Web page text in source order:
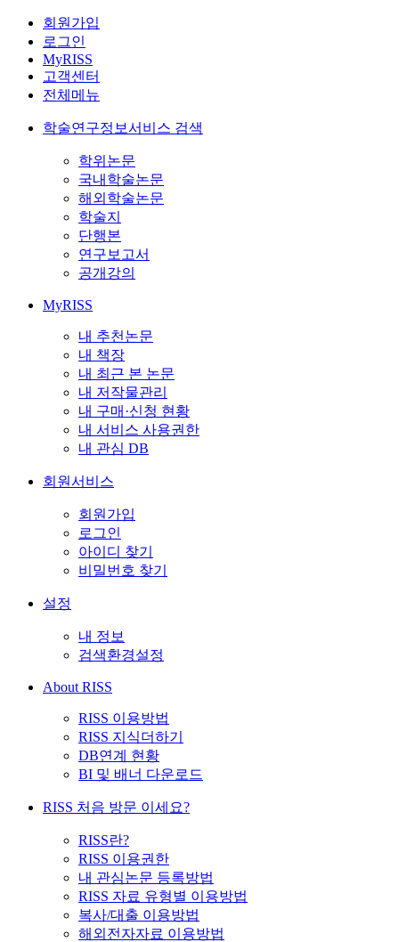
회원가입
로그인
MyRISS
고객센터
전체메뉴
학술연구정보서비스 검색
학위논문
국내학술논문
해외학술논문
학술지
단행본
연구보고서
공개강의
MyRISS
내 추천논문
내 책장
내 최근 본 논문
내 저작물관리
내 구매·신청 현황
내 서비스 사용권한
내 관심 DB
회원서비스
회원가입
로그인
아이디 찾기
비밀번호 찾기
설정
내 정보
검색환경설정
About RISS
RISS 이용방법
RISS 지식더하기
DB연계 현황
BI 및 배너 다운로드
RISS 처음 방문 이세요?
RISS란?
RISS 이용권한
내 관심논문 등록방법
RISS 자료 유형별 이용방법
복사/대출 이용방법
해외전자자료 이용방법